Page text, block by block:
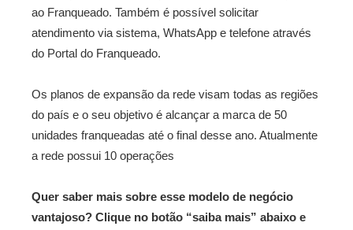
ao Franqueado. Também é possível solicitar
atendimento via sistema, WhatsApp e telefone através
do Portal do Franqueado.
Os planos de expansão da rede visam todas as regiões
do país e o seu objetivo é alcançar a marca de 50
unidades franqueadas até o final desse ano. Atualmente
a rede possui 10 operações
Quer saber mais sobre esse modelo de negócio
vantajoso? Clique no botão “saiba mais” abaixo e